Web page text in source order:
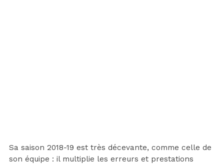
Sa saison 2018-19 est très décevante, comme celle de
son équipe : il multiplie les erreurs et prestations